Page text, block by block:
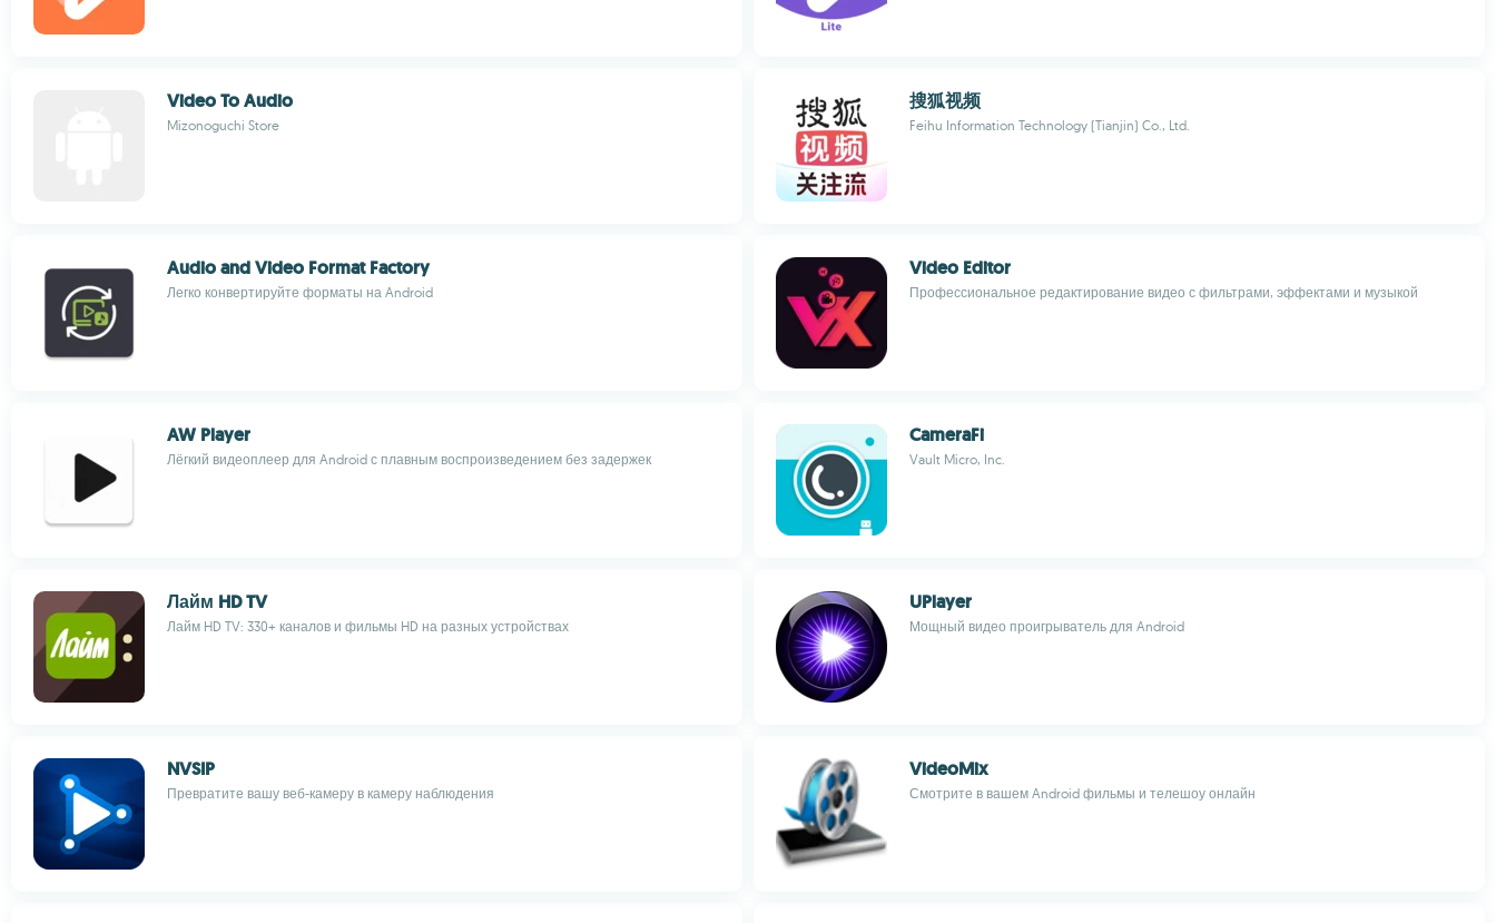
Video To Audio
Mizonoguchi Store
搜狐视频
Feihu Information Technology (Tianjin) Co., Ltd.
Audio and Video Format Factory
Легко конвертируйте форматы на Android
Video Editor
Профессиональное редактирование видео с фильтрами, эффектами и музыкой
AW Player
Лёгкий видеоплеер для Android с плавным воспроизведением без задержек
CameraFi
Vault Micro, Inc.
Лайм HD TV
Лайм HD TV: 330+ каналов и фильмы HD на разных устройствах
UPlayer
Мощный видео проигрыватель для Android
NVSIP
Превратите вашу веб-камеру в камеру наблюдения
VideoMix
Смотрите в вашем Android фильмы и телешоу онлайн